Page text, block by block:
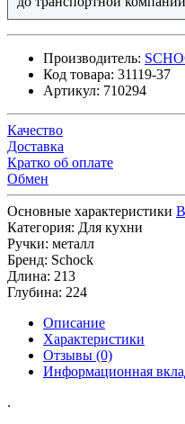
Производитель:
Код товара: 31119-37
Артикул: 710294
Качество
Доставка
Кратко об оплате
Обмен
Основные характеристики
Категория: Для кухни
Ручки: металл
Бренд: Schock
Длина: 213
Глубина: 224
Описание
Характеристики
Отзывы (0)
Информационная
.